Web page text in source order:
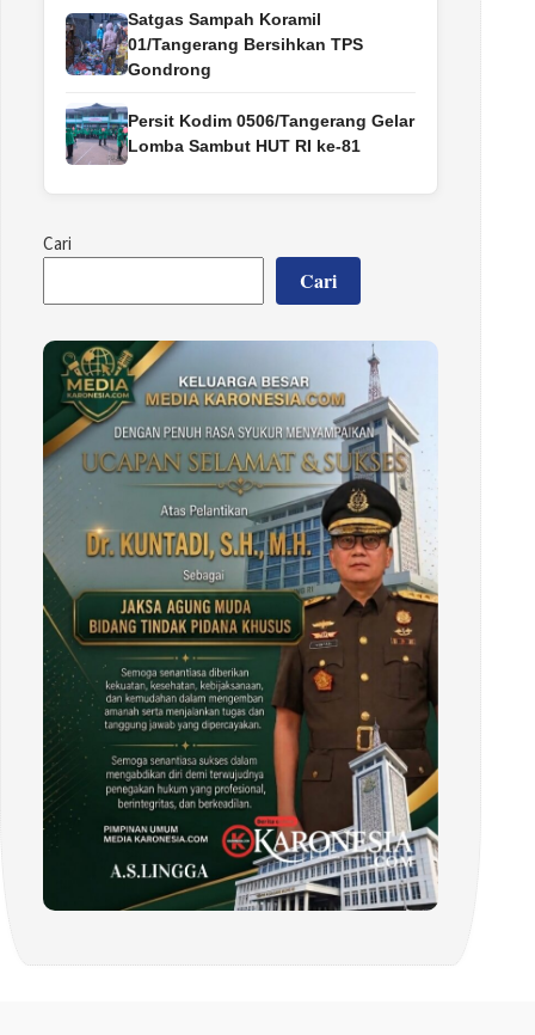
Satgas Sampah Koramil
01/Tangerang Bersihkan TPS
Gondrong
Persit Kodim 0506/Tangerang Gelar
Lomba Sambut HUT RI ke-81
Cari
Cari